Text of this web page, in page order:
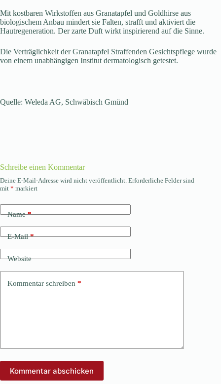
Mit kostbaren Wirkstoffen aus Granatapfel und Goldhirse aus
biologischem Anbau mindert sie Falten, strafft und aktiviert die
Hautregeneration. Der zarte Duft wirkt inspirierend auf die Sinne.
Die Verträglichkeit der Granatapfel Straffenden Gesichtspflege wurde
von einem unabhängigen Institut dermatologisch getestet.
Quelle: Weleda AG, Schwäbisch Gmünd
Schreibe einen Kommentar
Deine E-Mail-Adresse wird nicht veröffentlicht. Erforderliche Felder sind
mit * markiert
Name*
E-Mail*
Website
Kommentar schreiben *
Kommentar abschicken